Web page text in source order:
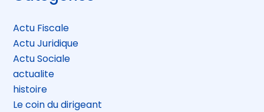
sidebar
Actu Fiscale
Actu Juridique
Actu Sociale
actualite
histoire
Le coin du dirigeant